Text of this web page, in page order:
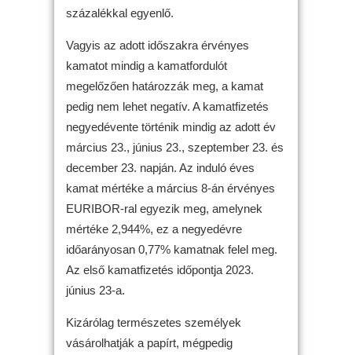
százalékkal egyenlő.
Vagyis az adott időszakra érvényes
kamatot mindig a kamatfordulót
megelőzően határozzák meg, a kamat
pedig nem lehet negatív. A kamatfizetés
negyedévente történik mindig az adott év
március 23., június 23., szeptember 23. és
december 23. napján. Az induló éves
kamat mértéke a március 8-án érvényes
EURIBOR-ral egyezik meg, amelynek
mértéke 2,944%, ez a negyedévre
időarányosan 0,77% kamatnak felel meg.
Az első kamatfizetés időpontja 2023.
június 23-a.
Kizárólag természetes személyek
vásárolhatják a papírt, mégpedig